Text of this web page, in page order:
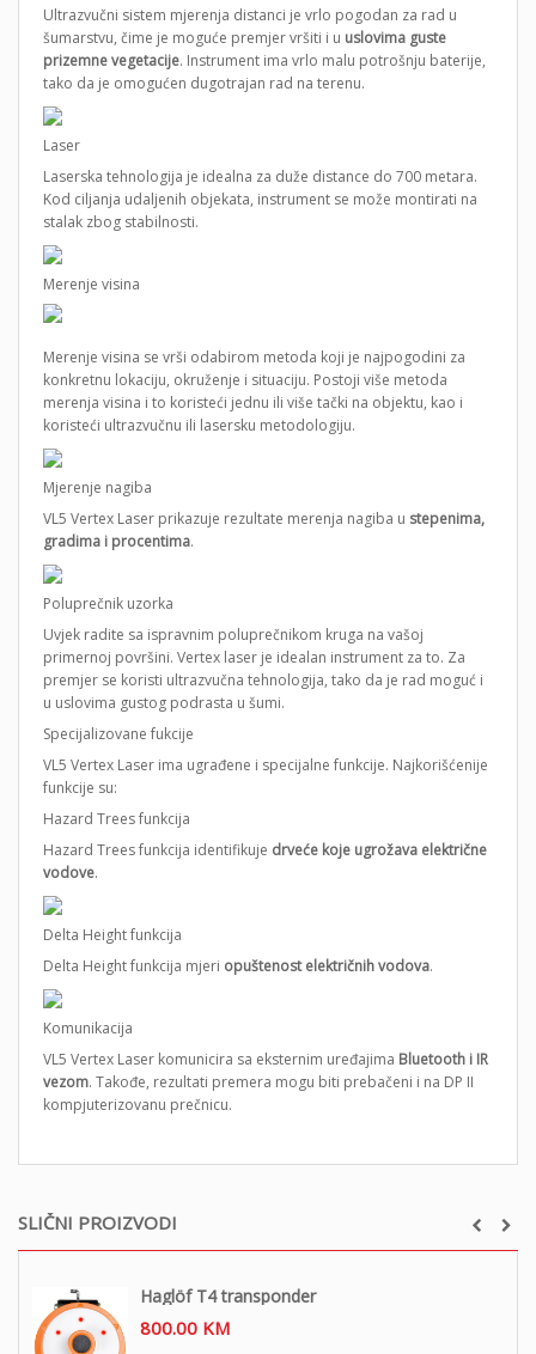
SLIČNI PROIZVODI
Haglöf T4 transponder
800.00 KM
Ultrazvučni sistem mjerenja distanci je vrlo pogodan za rad u
šumarstvu, čime je moguće premjer vršiti i u uslovima guste
prizemne vegetacije. Instrument ima vrlo malu potrošnju baterije,
tako da je omogućen dugotrajan rad na terenu.
Laser
Laserska tehnologija je idealna za duže distance do 700 metara.
Kod ciljanja udaljenih objekata, instrument se može montirati na
stalak zbog stabilnosti.
Merenje visina
Merenje visina se vrši odabirom metoda koji je najpogodini za
konkretnu lokaciju, okruženje i situaciju. Postoji više metoda
merenja visina i to koristeći jednu ili više tački na objektu, kao i
koristeći ultrazvučnu ili lasersku metodologiju.
Mjerenje nagiba
VL5 Vertex Laser prikazuje rezultate merenja nagiba u stepenima,
gradima i procentima.
Poluprečnik uzorka
Uvjek radite sa ispravnim poluprečnikom kruga na vašoj
primernoj površini. Vertex laser je idealan instrument za to. Za
premjer se koristi ultrazvučna tehnologija, tako da je rad moguć i
u uslovima gustog podrasta u šumi.
Specijalizovane fukcije
VL5 Vertex Laser ima ugrađene i specijalne funkcije. Najkorišćenije
funkcije su:
Hazard Trees funkcija
Hazard Trees funkcija identifikuje drveće koje ugrožava električne
vodove.
Delta Height funkcija
Delta Height funkcija mjeri opuštenost električnih vodova.
Komunikacija
VL5 Vertex Laser komunicira sa eksternim uređajima Bluetooth i IR
vezom. Takođe, rezultati premera mogu biti prebačeni i na DP II
kompjuterizovanu prečnicu.